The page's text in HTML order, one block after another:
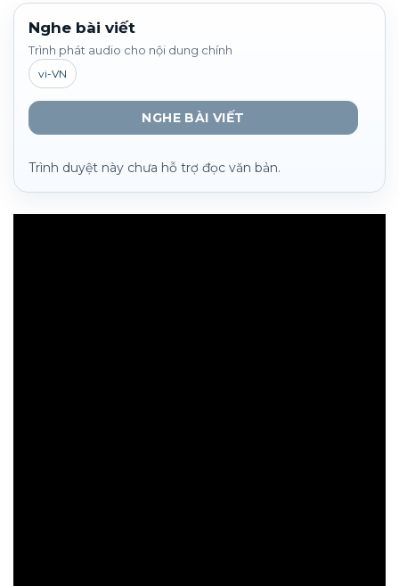
Nghe bài viết
Trình phát audio cho nội dung chính
vi-VN
NGHE BÀI VIẾT
Trình duyệt này chưa hỗ trợ đọc văn bản.